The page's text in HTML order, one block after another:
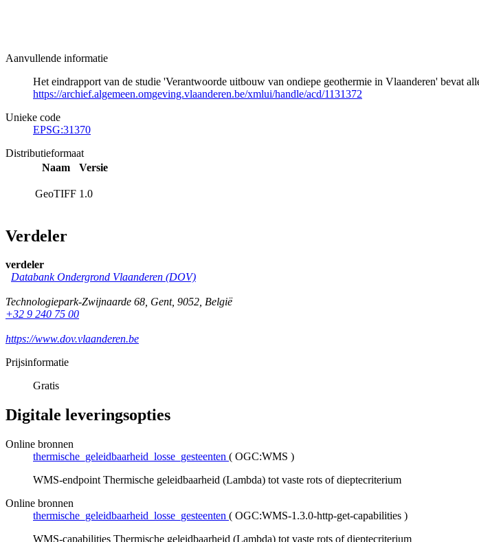
Aanvullende informatie
Het eindrapport van de studie 'Verantwoorde uitbouw van ondiepe geothermie in Vlaanderen' bevat
https://archief.algemeen.omgeving.vlaanderen.be/xmlui/handle/acd/1131372
Unieke code
EPSG:31370
Distributieformaat
Naam
Versie
GeoTIFF 1.0
Verdeler
verdeler
Databank Ondergrond Vlaanderen (DOV)
Technologiepark-Zwijnaarde 68, Gent, 9052, België
+32 9 240 75 00
https://www.dov.vlaanderen.be
Prijsinformatie
Gratis
Digitale leveringsopties
Online bronnen
thermische_geleidbaarheid_losse_gesteenten ( OGC:WMS )
WMS-endpoint Thermische geleidbaarheid (Lambda) tot vaste rots of dieptecriterium
Online bronnen
thermische_geleidbaarheid_losse_gesteenten ( OGC:WMS-1.3.0-http-get-capabilities )
WMS-capabilities Thermische geleidbaarheid (Lambda) tot vaste rots of dieptecriterium